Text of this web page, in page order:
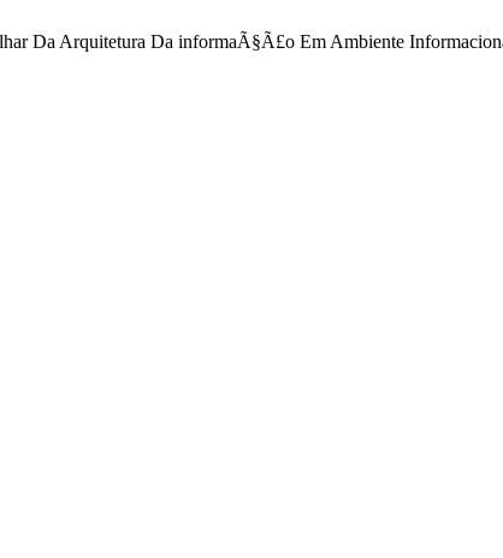
Da Arquitetura Da informaÃ§Ã£o Em Ambiente